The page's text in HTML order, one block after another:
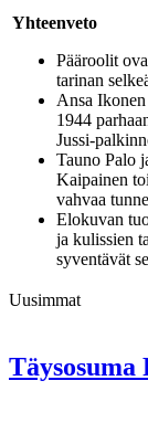
Yhteenveto
Pääroolit
tarinan
Ansa
1944
Jussi-
Tauno Palo
Kaipainen
vahvaa
Elokuvan
ja kulissien
syventävät
Uusimmat
Täysosuma